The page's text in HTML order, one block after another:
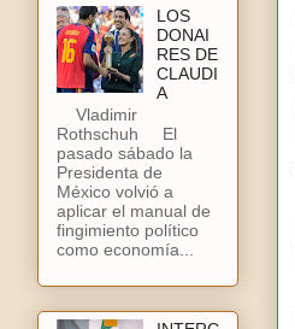
LOS
DONAI
RES DE
CLAUDI
A
Vladimir
Rothschuh El
pasado sábado la
Presidenta de
México volvió a
aplicar el manual de
fingimiento político
como economía...